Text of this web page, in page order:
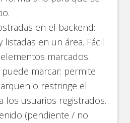
en el backend:
listadas en un área. Fácil
marcados.
marcar: permite
o restringe el
los usuarios registrados.
(pendiente / no